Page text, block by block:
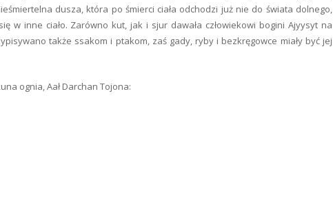
dusza, która po śmierci ciała odchodzi już nie do świata dolnego,
w inne ciało. Zarówno kut, jak i sjur dawała człowiekowi bogini Ajyysyt na
także ssakom i ptakom, zaś gady, ryby i bezkręgowce miały być jej
ognia, Aał Darchan Tojona: